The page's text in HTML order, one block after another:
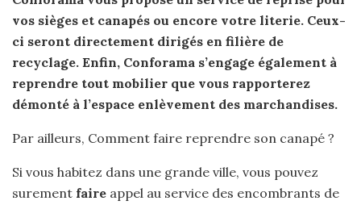
vos sièges et canapés ou encore votre literie. Ceux-
ci seront directement dirigés en filière de
recyclage. Enfin, Conforama s’engage également à
reprendre tout mobilier que vous rapporterez
démonté à l’espace enlèvement des marchandises.
Par ailleurs, Comment faire reprendre son canapé ?
Si vous habitez dans une grande ville, vous pouvez
surement faire appel au service des encombrants de